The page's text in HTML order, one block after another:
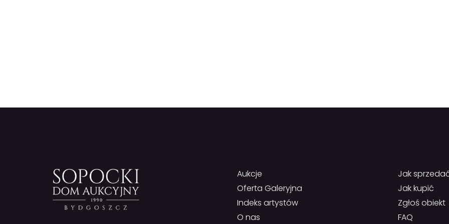
Aukcje
Oferta Galeryjna
Indeks artystów
O nas
Jak
Jak kupić
Zgłoś obiekt
FAQ